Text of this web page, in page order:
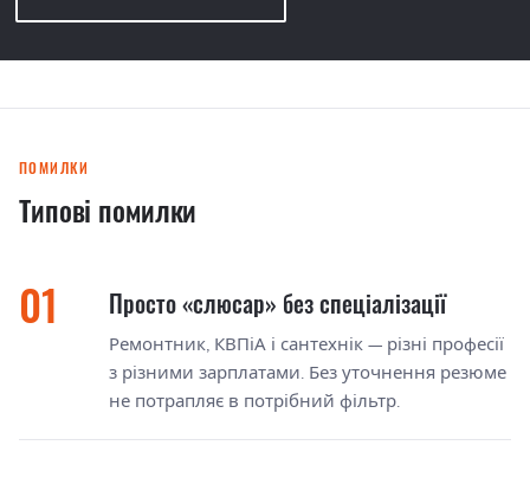
ПОМИЛКИ
Типові помилки
Просто «слюсар» без спеціалізації
Ремонтник, КВПіА і сантехнік — різні професії
з різними зарплатами. Без уточнення резюме
не потрапляє в потрібний фільтр.